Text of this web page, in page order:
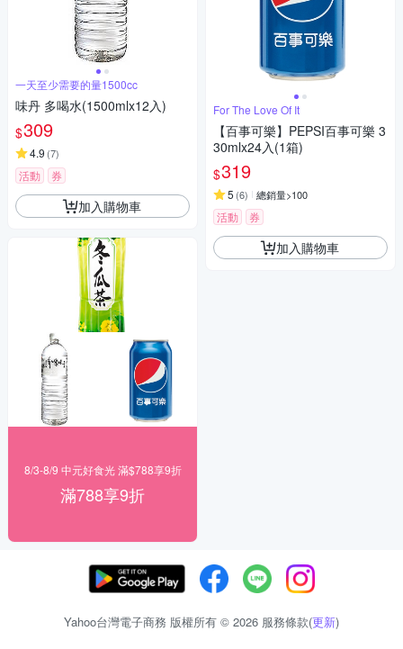
一天至少需要的量1500cc
味丹 多喝水(1500mlx12入)
$309
4.9 (7)
活動 券
加入購物車
8/3-8/9 中元好食光 滿$788享9折
滿788享9折
For The Love Of It
【百事可樂】PEPSI百事可樂 3
30mlx24入(1箱)
$319
5 (6) 總銷量>100
活動 券
加入購物車
Yahoo台灣電子商務 版權所有 © 2026 服務條款(更新)